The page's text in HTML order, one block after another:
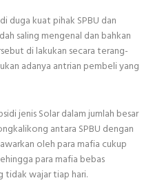
duga kuat pihak SPBU dan
saling mengenal dan bahkan
di lakukan secara terang-
adanya antrian pembeli yang
jenis Solar dalam jumlah besar
antara SPBU dengan
oleh para mafia cukup
para mafia bebas
tidak wajar tiap hari.